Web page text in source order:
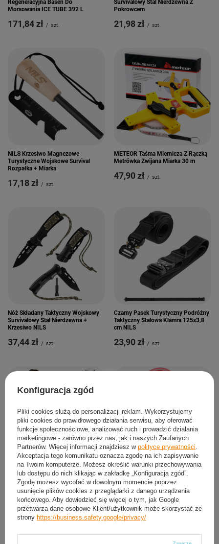
Regeneracyjna Basen Do
Morsowania ICE TUBE 392 L
171,84 zł / szt.
Survivalowy Stal Nierdzewna Z
Pokrowcem
21,98 zł / szt.
NILS Krzesiwo Magnezowe
Turystyczne Wojskowe Survival
Rozpałka + Miarka
17,18 zł / szt.
METEOR Taśma Miernicza Z Rączką
Metrówka Zwijana Miarka 30 m
47,90 zł / szt.
Nóż Składany Taktyczny Wojskowy
Survivalowy Stal Nierdzewna +
Krzesiwo NILS
37,44 zł / szt.
Czarny Pasek Turystyczny Podróżny
Taktyczny Stalowa Klamra 125x3,8
cm NILS
23,90 zł / szt.
Worek Plecak Wodoodporny
Wodoszczelny DRY BAG Żeglarski 30
L NILS CAMP
38,30 zł / szt.
NILS Zestaw 4x Aluminiowy
Karabińczyk Turystyczny Udźwig
49,84 zł / komplet
Konfiguracja zgód
Pliki cookies służą do personalizacji reklam. Wykorzystujemy
pliki cookies do prawidłowego działania serwisu, aby oferować
funkcje społecznościowe, analizować ruch i prowadzić działania
marketingowe - zarówno przez nas, jak i naszych Zaufanych
Partnerów. Więcej informacji znajdziesz w polityce prywatności
Akceptacja tego komunikatu oznacza zgodę na ich zapisywanie
na Twoim komputerze. Możesz określić warunki przechowywania
lub dostępu do nich klikając w zakładkę „Konfiguracja zgód”.
Zgodę możesz wycofać w dowolnym momencie poprzez
usunięcie plików cookies z przeglądarki z danego urządzenia
końcowego. Aby dowiedzieć się więcej o tym, jak Google
przetwarza dane osobowe Klient/użytkownik może skorzystać ze
strony https://business.safety.google/privacy/